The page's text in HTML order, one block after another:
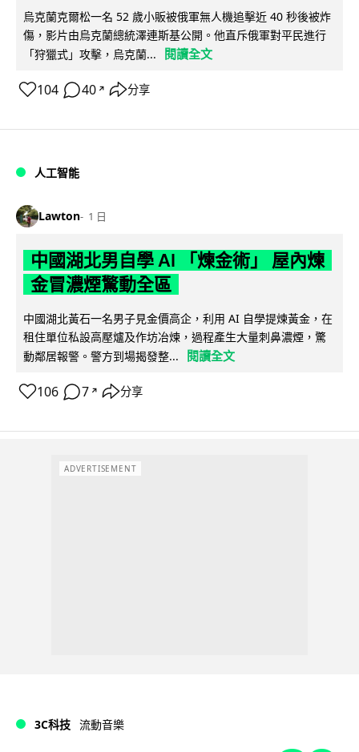
烏克蘭克爾松一名 52 歲小販被俄軍無人機追擊近 40 秒後被炸
傷，影片由烏克蘭總統澤連斯基公開。他直斥俄軍對平民進行
「狩獵式」攻擊，烏克蘭...
閱讀全文
104 40 ↗ 分享
人工智能
Lawton 1 日
中國湖北男自學 AI 「煉金術」 屋內煉
金冒濃煙驚動全區
中國湖北黃石一名男子見金價高企，利用 AI 自學提煉黃金，在
租住單位私設高壓爐及作坊冶煉，過程產生大量刺鼻濃煙，驚
動鄰居報警。警方到場揭發整...
閱讀全文
106 7 ↗ 分享
ADVERTISEMENT
3C科技 流動音樂